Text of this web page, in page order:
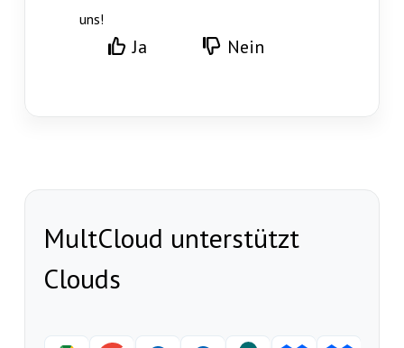
uns!
Ja Nein
MultCloud unterstützt
Clouds